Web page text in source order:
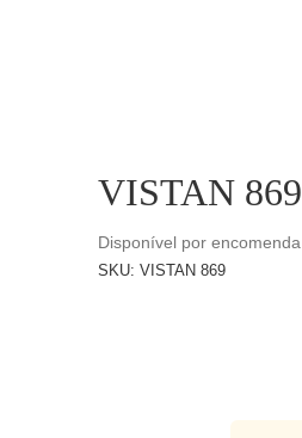
VISTAN 869
Disponível por encomenda
SKU:VISTAN 869